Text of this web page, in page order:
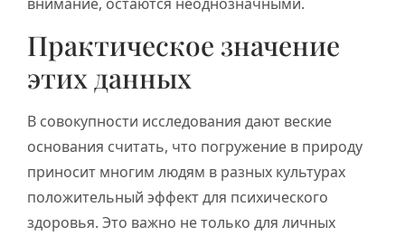
Практическое значение
этих данных
В совокупности исследования дают веские
основания считать, что погружение в природу
приносит многим людям в разных культурах
положительный эффект для психического
здоровья. Это важно не только для личных